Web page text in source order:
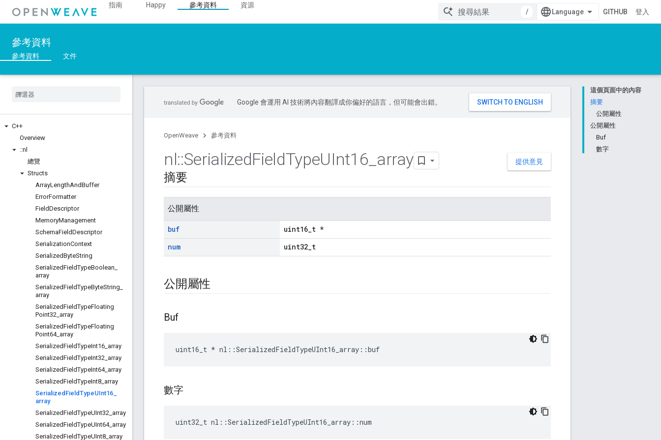
指南 Happy 參考資料
資源
/
GITHUB 登入
參考資料
參考資料 文件
C++
Overview
::nl
總覽
Structs
ArrayLengthAndBuffer
ErrorFormatter
FieldDescriptor
MemoryManagement
SchemaFieldDescriptor
SerializationContext
SerializedByteString
SerializedFieldTypeBoolean
array
SerializedFieldTypeByteString
array
SerializedFieldTypeFloating
Point32 array
SerializedFieldTypeFloating
Point64_ array
SerializedFieldTypeInt16 array
SerializedFieldTypeInt32 array
SerializedFieldTypeInt64_ array
SerializedFieldTypeInt8 array
Serialized FieldTypeUInt16
array
SerializedFieldTypeUInt32 array
SerializedFieldTypeUInt64_ array
SerializedFieldTypeUInt8 array
這個頁面中的內容
摘要
公開屬性
公開屬性
Buf
數字
Google 會運用 AI 技術將內容翻譯成你偏好的語言，但可能會出錯。
OpenWeave 參考資料
提供意見
nl::SerializedFieldTypeUInt16 array
摘要
公開屬性
buf
uint16_t *
num
uint32_t
公開屬性
Buf
uint16_t * nl::SerializedFieldTypeUInt16_array::buf
數字
uint32_t nl::SerializedFieldTypeUInt16_array::num